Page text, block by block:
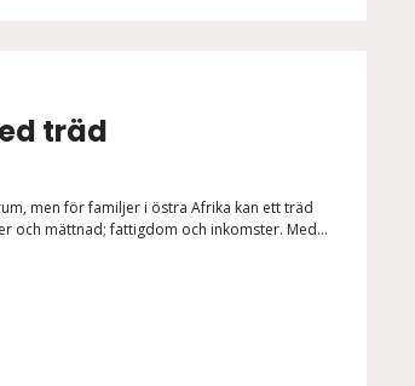
träd
men för familjer i östra Afrika kan ett träd
och mättnad; fattigdom och inkomster. Med...